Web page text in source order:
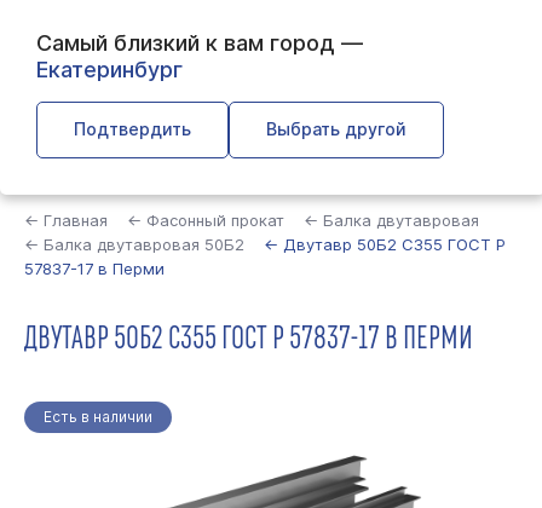
Самый близкий к вам город —
Екатеринбург
Подтвердить Выбрать другой
← Главная ← Фасонный прокат
← Балка двутавровая
← Балка двутавровая 50Б2
← Двутавр 50Б2 С355 ГОСТ Р
57837-17 в Перми
ДВУТАВР 50Б2 С355 ГОСТ Р 57837-17 В ПЕРМИ
Есть в наличии